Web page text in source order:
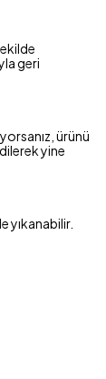
geri
ürünü
yine
yıkanabilir.